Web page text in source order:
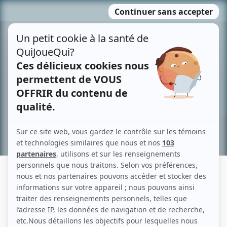
MENU
contenu
Recherche avancée »
BARRY A. TAYLOR
Liens
Fiche de Barry A. Taylor sur Showbizz.net